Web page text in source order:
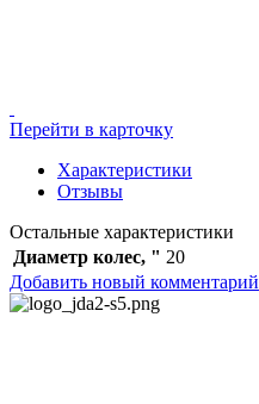
Перейти в карточку
Характеристики
Отзывы
Остальные характеристики
Диаметр колес, " 20
Добавить новый комментарий